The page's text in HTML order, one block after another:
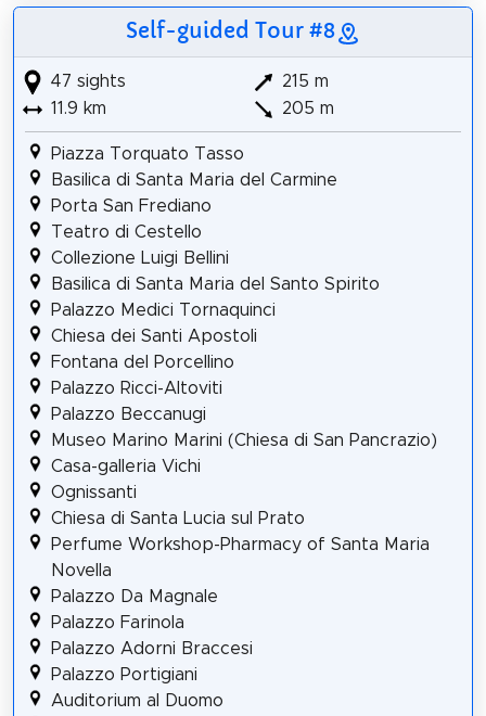
Self-guided Tour #8
47 sights
11.9 km
215 m
205 m
Piazza Torquato Tasso
Basilica di Santa Maria del Carmine
Porta San Frediano
Teatro di Cestello
Collezione Luigi Bellini
Basilica di Santa Maria del Santo Spirito
Palazzo Medici Tornaquinci
Chiesa dei Santi Apostoli
Fontana del Porcellino
Palazzo Ricci-Altoviti
Palazzo Beccanugi
Museo Marino Marini (Chiesa di San Pancrazio)
Casa-galleria Vichi
Ognissanti
Chiesa di Santa Lucia sul Prato
Perfume Workshop-Pharmacy of Santa Maria
Novella
Palazzo Da Magnale
Palazzo Farinola
Palazzo Adorni Braccesi
Palazzo Portigiani
Auditorium al Duomo